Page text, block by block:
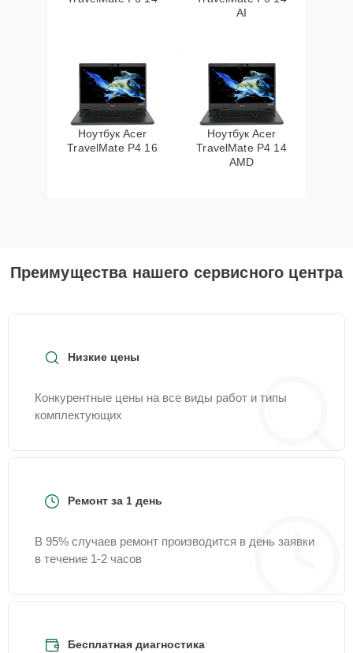
AI
Ноутбук Acer
TravelMate P4 16
Ноутбук Acer
TravelMate P4 14
AMD
Преимущества нашего сервисного центра
Низкие цены
Конкурентные цены на все виды работ и типы
комплектующих
Ремонт за 1 день
В 95% случаев ремонт производится в день заявки
в течение 1-2 часов
Бесплатная диагностика